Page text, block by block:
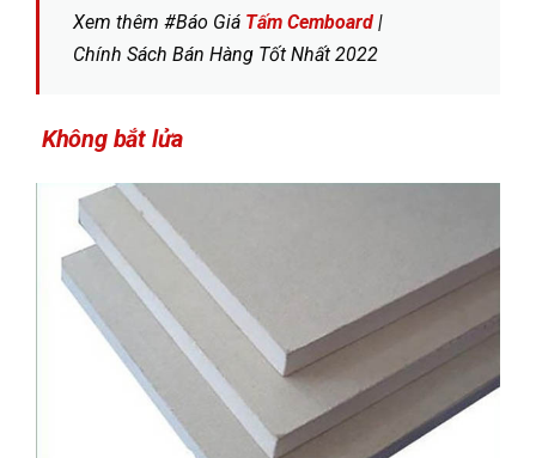
Xem thêm #Báo Giá Tấm Cemboard |
Chính Sách Bán Hàng Tốt Nhất 2022
Không bắt lửa